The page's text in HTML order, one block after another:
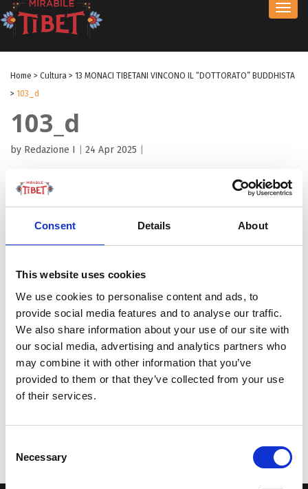
Consent Details About
This website uses cookies
We use cookies to personalise content and ads, to
provide social media features and to analyse our traffic.
We also share information about your use of our site with
our social media, advertising and analytics partners who
may combine it with other information that you’ve
provided to them or that they’ve collected from your use
of their services.
Selection
Necessary
Home > Cultura > 13 MONACI TIBETANI VINCONO IL “DOTTORATO” BUDDHISTA
> 103_d
103_d
by Redazione I 24 Apr 2025